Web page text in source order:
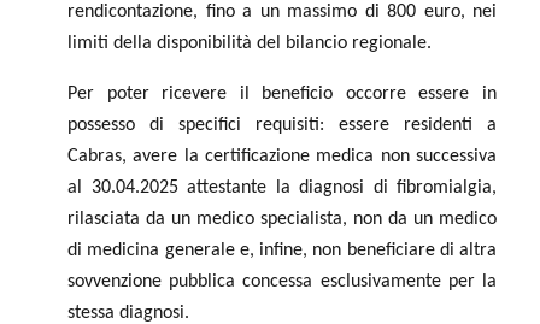
rendicontazione, fino a un massimo di 800 euro, nei
limiti della disponibilità del bilancio regionale.
Per poter ricevere il beneficio occorre essere in
possesso di specifici requisiti: essere residenti a
Cabras, avere la certificazione medica non successiva
al 30.04.2025 attestante la diagnosi di fibromialgia,
rilasciata da un medico specialista, non da un medico
di medicina generale e, infine, non beneficiare di altra
sovvenzione pubblica concessa esclusivamente per la
stessa diagnosi.